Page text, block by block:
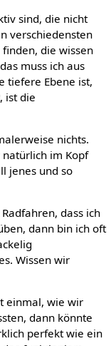
sind, die nicht
verschiedensten
die wissen
muss ich aus
tiefere Ebene ist,
ist die
nichts.
im Kopf
jenes und so
dass ich
dann bin ich oft
Wissen wir
einmal, wie wir
dann könnte
perfekt wie ein